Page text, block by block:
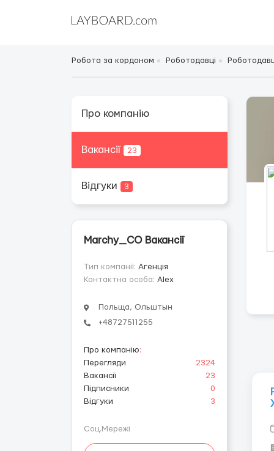
Робота за кордоном Роботодавці
Про компанію
Вакансії 23
Відгуки 3
Marchy_CO Вакансії
Тип компанії: Агенція
Контактна особа: Alex
Польща, Ольштын
+48727511255
Про компанію:
Перегляди
2324
Вакансії
23
Підписники
0
Відгуки
3
Соц.Мережі